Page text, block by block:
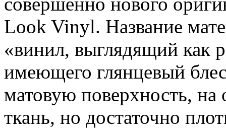
Look Vinyl. Название
«винил, выглядящий как
имеющего глянцевый
матовую поверхность,
ткань, но достаточно